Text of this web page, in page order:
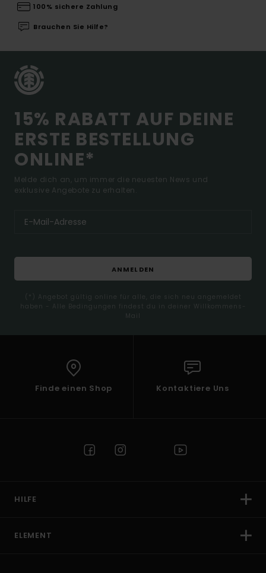
100% sichere Zahlung
Brauchen Sie Hilfe?
15% RABATT AUF DEINE
ERSTE BESTELLUNG
ONLINE*
Melde dich an, um immer die neuesten News und
exklusive Angebote zu erhalten.
ANMELDEN
(*) Angebot gültig online für alle, die sich neu angemeldet
haben - Alle Bedingungen findest du in deiner Willkommens-
Mail
Finde einen Shop Kontaktiere Uns
HILFE
ELEMENT